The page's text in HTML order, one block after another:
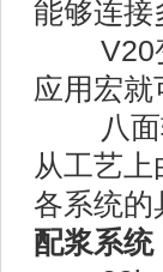
能够连接
V20变
应用宏
八面转
从工艺
各系统的
配浆系统